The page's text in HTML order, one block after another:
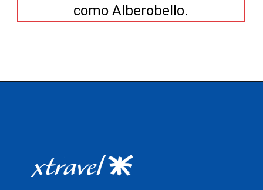
como Alberobello.